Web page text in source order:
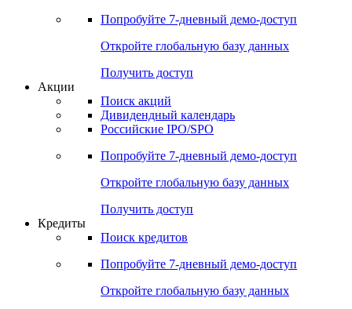
Попробуйте 7-дневный демо-доступ
Откройте глобальную базу данных
Получить доступ
Акции
Поиск акций
Дивидендный календарь
Российские IPO/SPO
Попробуйте 7-дневный демо-доступ
Откройте глобальную базу данных
Получить доступ
Кредиты
Поиск кредитов
Попробуйте 7-дневный демо-доступ
Откройте глобальную базу данных